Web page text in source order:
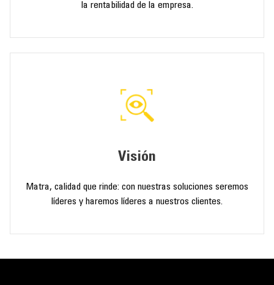
la rentabilidad de la empresa.
Visión
Matra, calidad que rinde: con nuestras soluciones seremos
líderes y haremos líderes a nuestros clientes.